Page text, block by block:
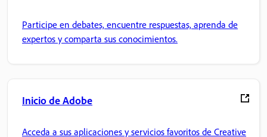
Participe en debates, encuentre respuestas, aprenda de
expertos y comparta sus conocimientos.
Inicio de Adobe
Acceda a sus aplicaciones y servicios favoritos de Creative